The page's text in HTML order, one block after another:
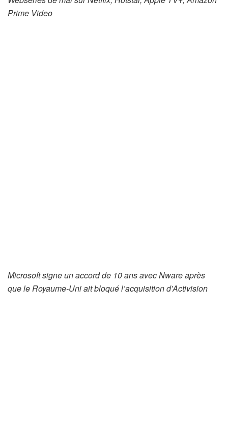
Prime Video
Microsoft signe un accord de 10 ans avec Nware après
que le Royaume-Uni ait bloqué l’acquisition d’Activision